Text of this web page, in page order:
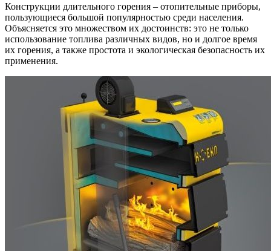
Конструкции длительного горения – отопительные приборы,
пользующиеся большой популярностью среди населения.
Объясняется это множеством их достоинств: это не только
использование топлива различных видов, но и долгое время
их горения, а также простота и экологическая безопасность их
применения.